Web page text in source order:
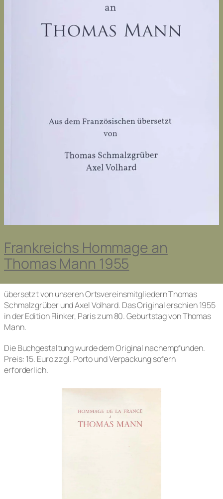
Frankreichs Hommage an
Thomas Mann 1955
übersetzt von unseren Ortsvereinsmitgliedern Thomas
Schmalzgrüber und Axel Volhard. Das Original erschien 1955
in der Edition Flinker, Paris zum 80. Geburtstag von Thomas
Mann.
Die Buchgestaltung wurde dem Original nachempfunden.
Preis: 15. Euro zzgl. Porto und Verpackung sofern
erforderlich.